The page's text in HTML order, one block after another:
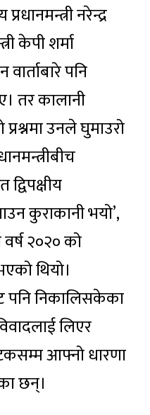
नरेन्द्र
केपी शर्मा
पनि
तर कालानी
उनले घुमाउरो
कुराकानी भयो’,
२०२० को
थियो।
पनि निकालिसकेका
लिएर
आफ्नो धारणा
छन्।